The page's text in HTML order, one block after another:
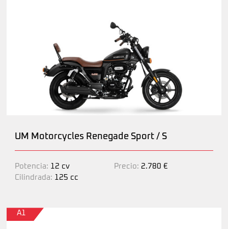
UM Motorcycles Renegade Sport / S
Potencia: 12 cv
Cilindrada: 125 cc
Precio: 2.780 €
A1